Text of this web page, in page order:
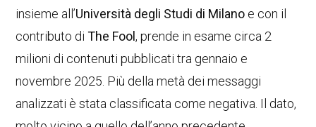
insieme all’Università degli Studi di Milano e con il
contributo diThe Fool, prende in esame circa 2
milioni di contenuti pubblicati tra gennaio e
novembre 2025. Più della metà dei messaggi
analizzati è stata classificata come negativa. Il dato,